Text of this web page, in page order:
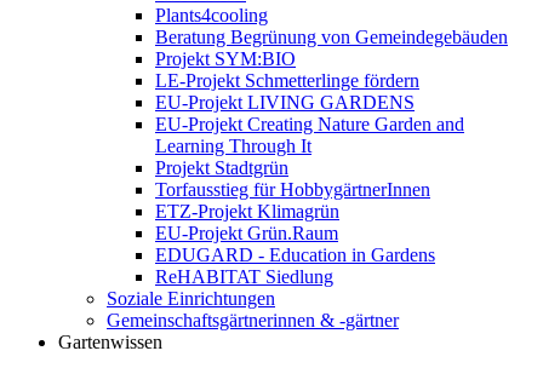
Plants4cooling
Beratung Begrünung von Gemeindegebäuden
Projekt SYM:BIO
LE-Projekt Schmetterlinge fördern
EU-Projekt LIVING GARDENS
EU-Projekt Creating Nature Garden and
Learning Through It
Projekt Stadtgrün
Torfausstieg für HobbygärtnerInnen
ETZ-Projekt Klimagrün
EU-Projekt Grün.Raum
EDUGARD - Education in Gardens
ReHABITAT Siedlung
Soziale Einrichtungen
Gemeinschaftsgärtnerinnen & -gärtner
Gartenwissen